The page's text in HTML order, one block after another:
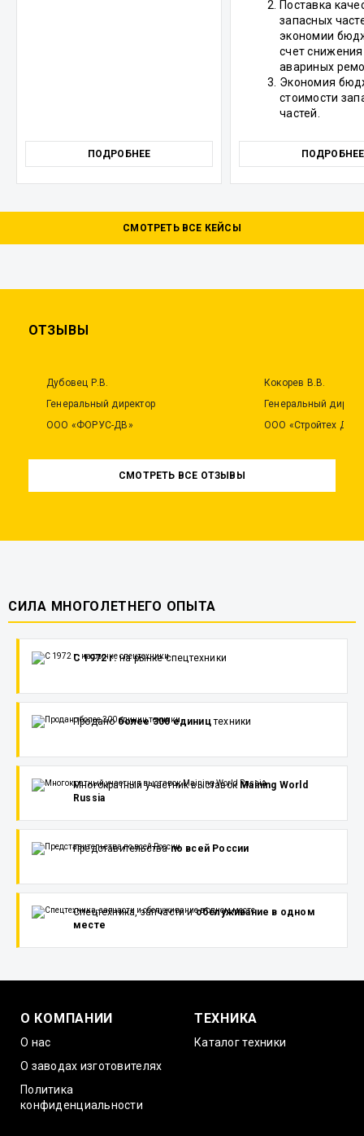
ПОДРОБНЕЕ
Поставка
запасных
экономии
счет снижения
авариных
Экономия
стоимости
частей.
ПОДРОБНЕЕ
СМОТРЕТЬ ВСЕ КЕЙСЫ
ОТЗЫВЫ
Дубовец Р.В.
Генеральный директор
ООО «ФОРУС-ДВ»
Кокорев В.В.
Генеральный
ООО «Стройтех ДВ»
СМОТРЕТЬ ВСЕ ОТЗЫВЫ
СИЛА МНОГОЛЕТНЕГО ОПЫТА
С 1972 г.на рынке спецтехники
Проданоболее 300 едиництехники
Многократный участник выставок Maining World
Russia
Представительствапо всей России
Спецтехника, запчасти иобслуживание в одном
месте
О КОМПАНИИ
О нас
О заводах изготовителях
Политика
конфиденциальности
ТЕХНИКА
Каталог техники